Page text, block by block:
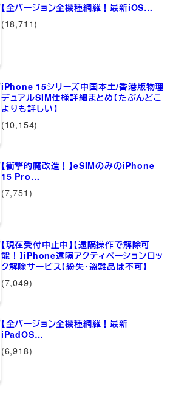
【全バージョン全機種網羅！最新iOS…
(18,711)
iPhone 15シリーズ中国本土/香港版物理
デュアルSIM仕様詳細まとめ【たぶんどこ
よりも詳しい】
(10,154)
【衝撃的魔改造！】eSIMのみのiPhone
15 Pro…
(7,751)
【現在受付中止中】【遠隔操作で解除可
能！】iPhone遠隔アクティベーションロッ
ク解除サービス【紛失・盗難品は不可】
(7,049)
【全バージョン全機種網羅！最新
iPadOS…
(6,918)